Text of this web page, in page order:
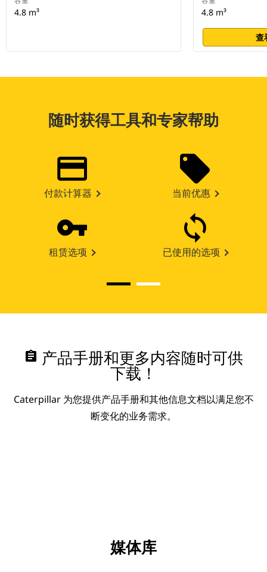
4.8 m³ 4.8 m³
查
随时获得工具和专家帮助
付款计算器 当前优惠
租赁选项 已使用的选项
assignment 产品手册和更多内容随时可供
下载！
Caterpillar 为您提供产品手册和其他信息文档以满足您不
断变化的业务需求。
媒体库